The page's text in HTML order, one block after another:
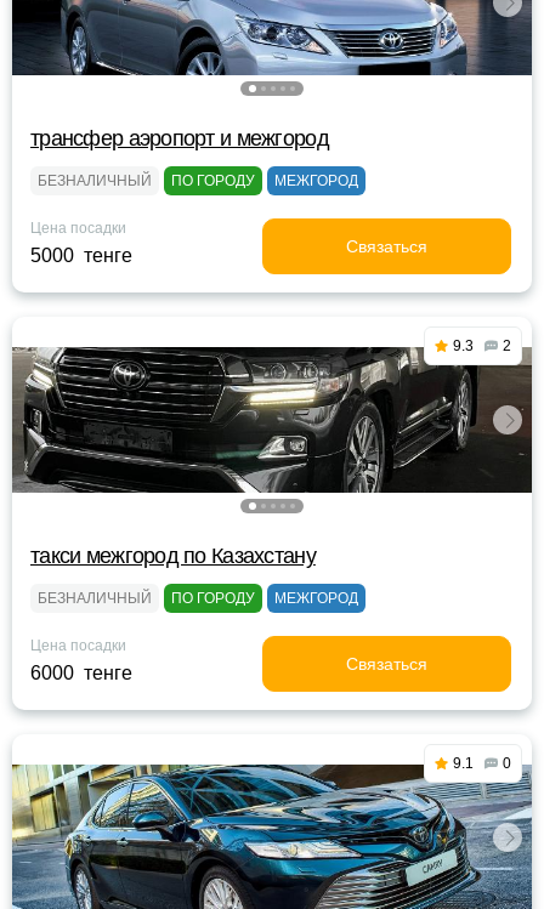
трансфер аэропорт и межгород
БЕЗНАЛИЧНЫЙ ПО ГОРОДУ МЕЖГОРОД
Цена посадки
5000 тенге Связаться
9.3 2
такси межгород по Казахстану
БЕЗНАЛИЧНЫЙ ПО ГОРОДУ МЕЖГОРОД
Цена посадки
6000 тенге Связаться
9.1 0